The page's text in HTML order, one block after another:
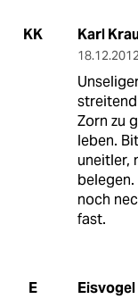
KK Karl
18.12.2012
Zorn zu
leben.
uneitler,
noch
fast.
E Eisvogel